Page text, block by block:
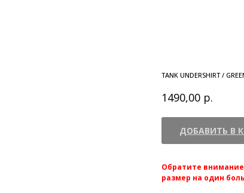
TANK UNDERSHIRT /
1490,00 р.
ДОБАВИТЬ В
Обратите
размер на один